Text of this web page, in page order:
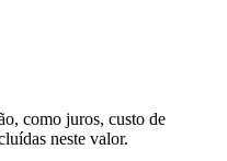
como juros, custo de
neste valor.